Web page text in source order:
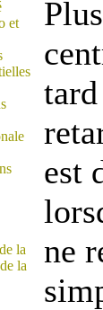
et
la
la
est
ne